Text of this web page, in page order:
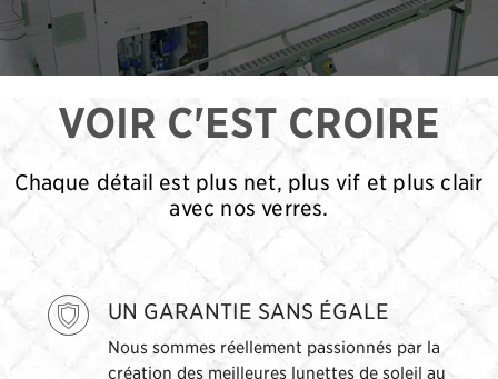
VOIR C'EST CROIRE
Chaque détail est plus net, plus vif et plus clair
avec nos verres.
UN GARANTIE SANS ÉGALE
Nous sommes réellement passionnés par la
création des meilleures lunettes de soleil au